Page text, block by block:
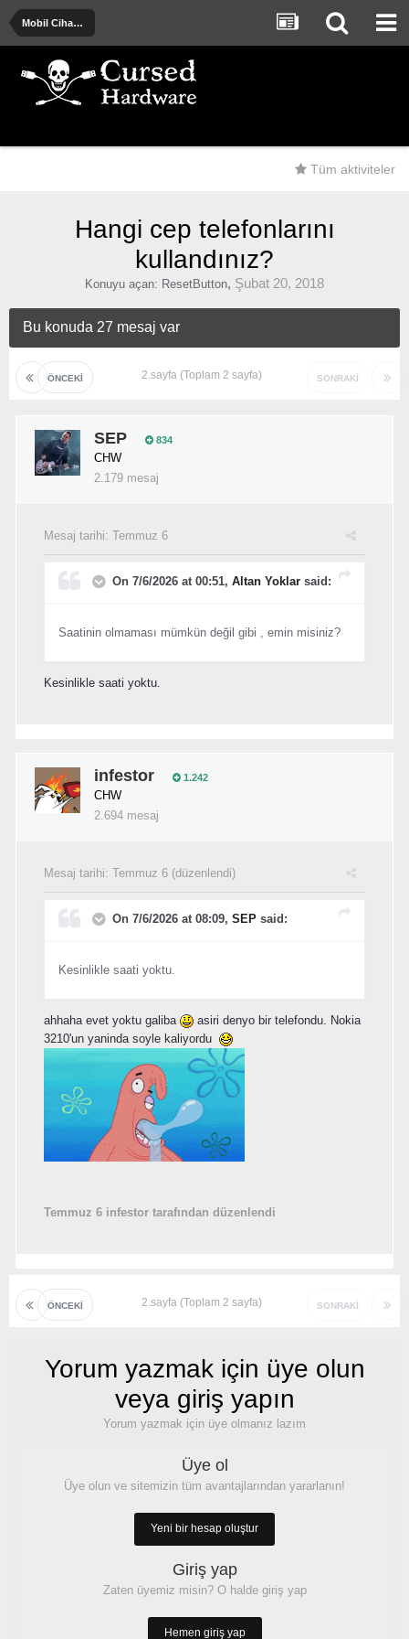
Mobil Cihazlar
Tüm aktiviteler
Hangi cep telefonlarını
kullandınız?
Konuyu açan: ResetButton, Şubat 20, 2018
Bu konuda 27 mesaj var
ÖNCEKI SONRAKI
2.sayfa (Toplam 2 sayfa)
SEP 834
CHW
2.179 mesaj
Mesaj tarihi: Temmuz 6
On 7/6/2026 at 00:51, Altan Yoklar said:
Saatinin olmaması mümkün değil gibi , emin misiniz?
Kesinlikle saati yoktu.
infestor 1.242
CHW
2.694 mesaj
Mesaj tarihi: Temmuz 6 (düzenlendi)
On 7/6/2026 at 08:09, SEP said:
Kesinlikle saati yoktu.
ahhaha evet yoktu galiba
asiri denyo bir telefondu. Nokia
3210'un yaninda soyle kaliyordu
Temmuz 6 infestor tarafından düzenlendi
ÖNCEKI SONRAKI
2.sayfa (Toplam 2 sayfa)
Yorum yazmak için üye olun
veya giriş yapın
Yorum yazmak için üye olmanız lazım
Üye ol
Üye olun ve sitemizin tüm avantajlarından yararlanın!
Yeni bir hesap oluştur
Giriş yap
Zaten üyemiz misin? O halde giriş yap
Hemen giriş yap